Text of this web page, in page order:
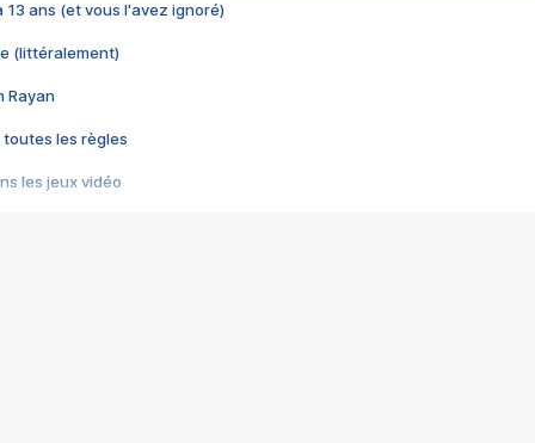
13 ans (et vous l'avez ignoré)
(littéralement)
Rayan
toutes les règles
les jeux vidéo